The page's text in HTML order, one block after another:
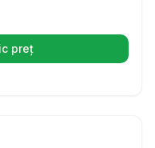
preț într-o filă nouă)